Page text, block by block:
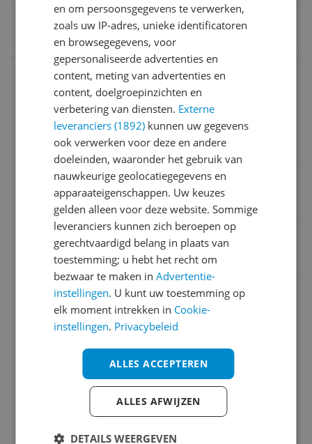
Met navigatie
Geschikt om mee te betalen
Met Valdetectie
Geeft hersteladvies
8430622701146
Bandje
Connectiviteit
Horlogekast
Mogelijke vereisten instellen en gebruik
en om persoonsgegevens te verwerken,
zoals uw IP-adres, unieke identificatoren
en browsegegevens, voor
gepersonaliseerde advertenties en
content, meting van advertenties en
content, doelgroepinzichten en
verbetering van diensten. Externe
leveranciers (1892) kunnen uw gegevens
ook verwerken voor deze en andere
doeleinden, waaronder het gebruik van
nauwkeurige geolocatiegegevens en
apparaateigenschappen. Uw keuzes
gelden alleen voor deze website. Sommige
leveranciers kunnen zich beroepen op
gerechtvaardigd belang in plaats van
toestemming; u hebt het recht om
bezwaar te maken inAdvertentie-
instellingen. U kunt uw toestemming op
elk moment intrekken in Cookie-
instellingen. Privacybeleid
ALLES ACCEPTEREN
ALLES AFWIJZEN
DETAILS WEERGEVEN